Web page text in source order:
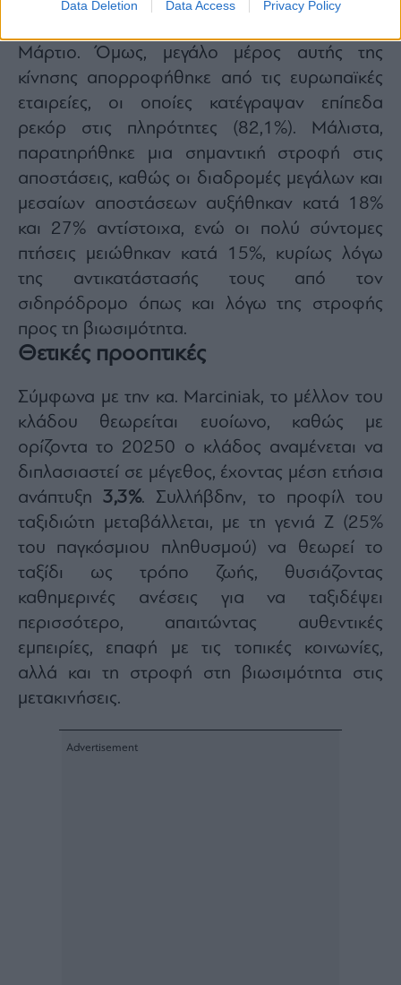
Data Deletion Data Access Privacy Policy
Μάρτιο. Όμως, μεγάλο μέρος αυτής της
κίνησης απορροφήθηκε από τις ευρωπαϊκές
εταιρείες, οι οποίες κατέγραψαν επίπεδα
ρεκόρ στις πληρότητες (82,1%). Μάλιστα,
παρατηρήθηκε μια σημαντική στροφή στις
αποστάσεις, καθώς οι διαδρομές μεγάλων και
μεσαίων αποστάσεων αυξήθηκαν κατά 18%
και 27% αντίστοιχα, ενώ οι πολύ σύντομες
πτήσεις μειώθηκαν κατά 15%, κυρίως λόγω
της αντικατάστασής τους από τον
σιδηρόδρομο όπως και λόγω της στροφής
προς τη βιωσιμότητα.
Θετικές προοπτικές
Σύμφωνα με την κα. Marciniak, το μέλλον του
κλάδου θεωρείται ευοίωνο, καθώς με
ορίζοντα το 20250 ο κλάδος αναμένεται να
διπλασιαστεί σε μέγεθος, έχοντας μέση ετήσια
ανάπτυξη3,3%. Συλλήβδην, το προφίλ του
ταξιδιώτη μεταβάλλεται, με τη γενιά Ζ (25%
του παγκόσμιου πληθυσμού) να θεωρεί το
ταξίδι ως τρόπο ζωής, θυσιάζοντας
καθημερινές ανέσεις για να ταξιδέψει
περισσότερο, απαιτώντας αυθεντικές
εμπειρίες, επαφή με τις τοπικές κοινωνίες,
αλλά και τη στροφή στη βιωσιμότητα στις
μετακινήσεις.